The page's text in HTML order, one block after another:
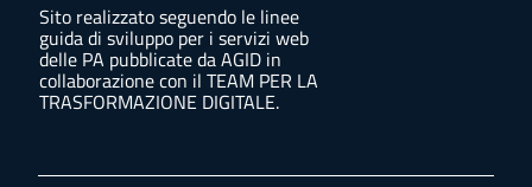
Sito realizzato seguendo le linee
guida di sviluppo per i servizi web
delle PA pubblicate da AGID in
collaborazione con il TEAM PER LA
TRASFORMAZIONE DIGITALE.